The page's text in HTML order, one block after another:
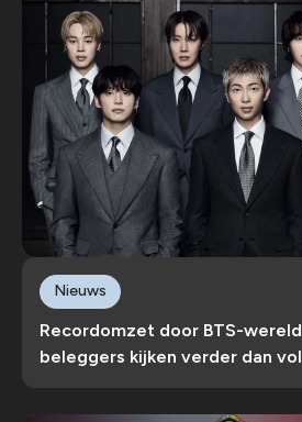
Recordomzet door BTS-
beleggers kijken verder dan
Nieuws